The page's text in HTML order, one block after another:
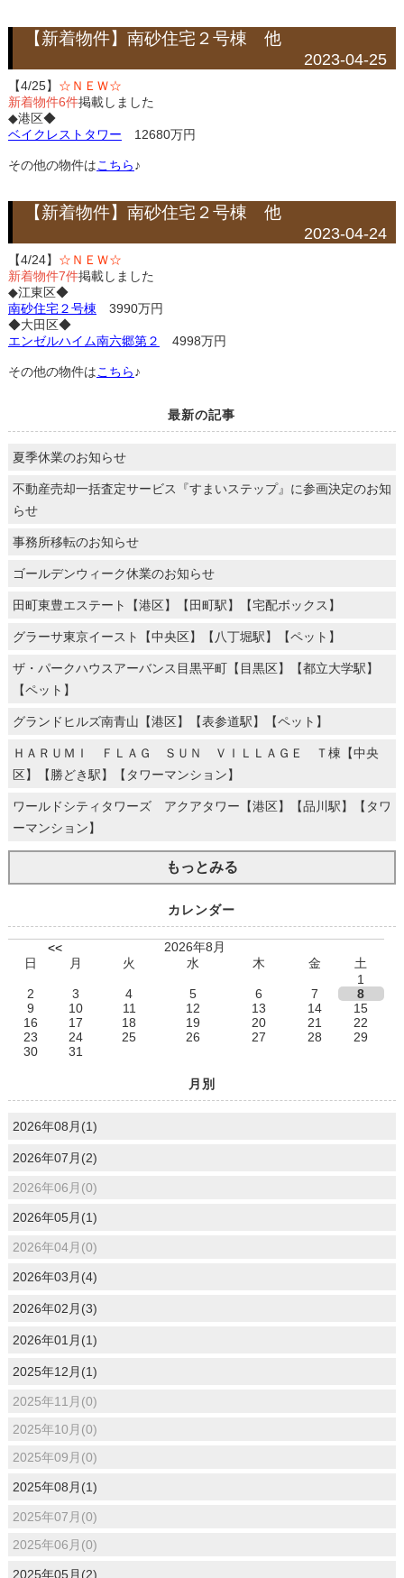
【新着物件】南砂住宅２号棟 他
2023-04-25
【4/25】 ☆ＮＥＷ☆
新着物件6件掲載しました
◆港区◆
ベイクレストタワー 12680万円
その他の物件はこちら♪
【新着物件】南砂住宅２号棟 他
2023-04-24
【4/24】 ☆ＮＥＷ☆
新着物件7件掲載しました
◆江東区◆
南砂住宅２号棟3990万円
◆大田区◆
エンゼルハイム南六郷第２
4998万円
その他の物件はこちら♪
最新の記事
夏季休業のお知らせ
不動産売却一括査定サービス『すまいステップ』に参画決定のお知
らせ
事務所移転のお知らせ
ゴールデンウィーク休業のお知らせ
田町東豊エステート【港区】【田町駅】【宅配ボックス】
グラーサ東京イースト【中央区】【八丁堀駅】【ペット】
ザ・パークハウスアーバンス目黒平町【目黒区】【都立大学駅】
【ペット】
グランドヒルズ南青山【港区】【表参道駅】【ペット】
ＨＡＲＵＭＩ ＦＬＡＧ ＳＵＮ ＶＩＬＬＡＧＥ Ｔ棟【中央
区】【勝どき駅】【タワーマンション】
ワールドシティタワーズ アクアタワー【港区】【品川駅】【タワ
ーマンション】
もっとみる
カレンダー
<<
2026年8月
日
月 火 水 木 金
土
1
2
3 4 5 6 7
8
9
10 11 12 13 14
15
16
17 18 19 20 21
22
23
24 25 26 27 28
29
30
31
月別
2026年08月(1)
2026年07月(2)
2026年06月(0)
2026年05月(1)
2026年04月(0)
2026年03月(4)
2026年02月(3)
2026年01月(1)
2025年12月(1)
2025年11月(0)
2025年10月(0)
2025年09月(0)
2025年08月(1)
2025年07月(0)
2025年06月(0)
2025年05月(2)